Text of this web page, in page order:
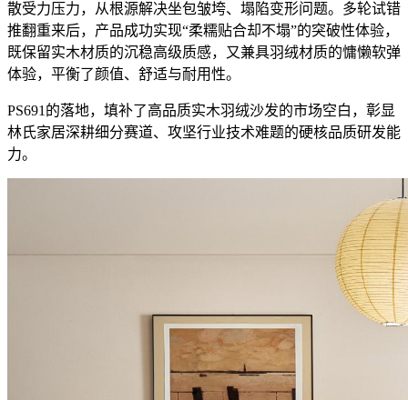
散受力压力，从根源解决坐包皱垮、塌陷变形问题。多轮试错
推翻重来后，产品成功实现“柔糯贴合却不塌”的突破性体验，
既保留实木材质的沉稳高级质感，又兼具羽绒材质的慵懒软弹
体验，平衡了颜值、舒适与耐用性。
PS691的落地，填补了高品质实木羽绒沙发的市场空白，彰显
林氏家居深耕细分赛道、攻坚行业技术难题的硬核品质研发能
力。